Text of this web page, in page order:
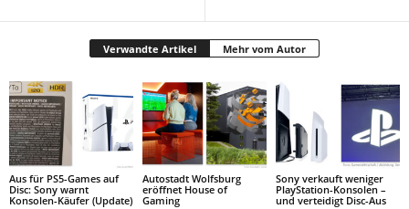
Verwandte Artikel Mehr vom Autor
Aus für PS5-Games auf
Disc: Sony warnt
Konsolen-Käufer (Update)
Autostadt Wolfsburg
eröffnet House of
Gaming
Sony verkauft weniger
PlayStation-Konsolen –
und verteidigt Disc-Aus